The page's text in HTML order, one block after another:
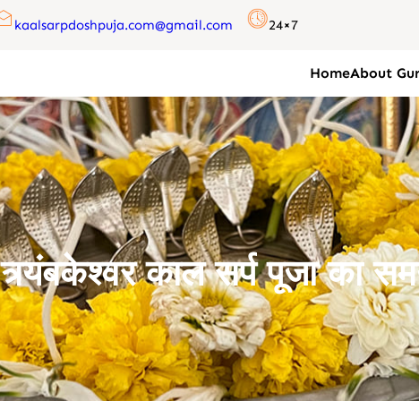
kaalsarpdoshpuja.com@gmail.com 24×7
HomeAbout
त्र्यंबकेश्वर काल सर्प पूजा का